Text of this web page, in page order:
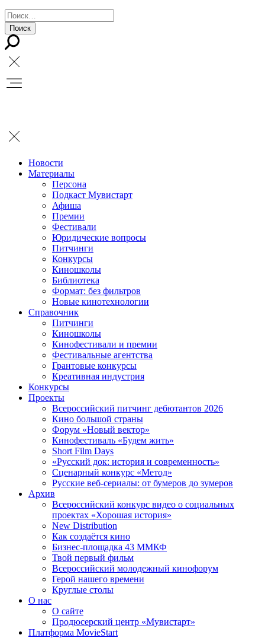
Новости
Материалы
Персона
Подкаст Мувистарт
Афиша
Премии
Фестивали
Юридические вопросы
Питчинги
Конкурсы
Киношколы
Библиотека
Формат: без фильтров
Новые кинотехнологии
Справочник
Питчинги
Киношколы
Кинофестивали и премии
Фестивальные агентства
Грантовые конкурсы
Креативная индустрия
Конкурсы
Проекты
Всероссийский питчинг дебютантов 2026
Кино большой страны
Форум «Новый вектор»
Кинофестиваль «Будем жить»
Short Film Days
«Русский док: история и современность»
Сценарный конкурс «Метод»
Русские веб-сериалы: от бумеров до зумеров
Архив
Всероссийский конкурс видео о социальных
проектах «Хорошая история»
New Distribution
Как создаётся кино
Бизнес-площадка 43 ММКФ
Твой первый фильм
Всероссийский молодежный кинофорум
Герой нашего времени
Круглые столы
О нас
О сайте
Продюсерский центр «Мувистарт»
Платформа MovieStart